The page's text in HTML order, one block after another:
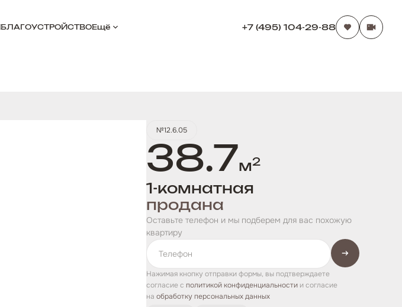
БЛАГОУСТРОЙСТВОЕщё +7 (495) 104-29-88
№12.6.05
38.7м2
1-комнатная
продана
Оставьте телефон и мы подберем для вас похожую
квартиру
Нажимая кнопку отправки формы, вы подтверждаете
согласие с политикой конфиденциальности и согласие
на обработку персональных данных